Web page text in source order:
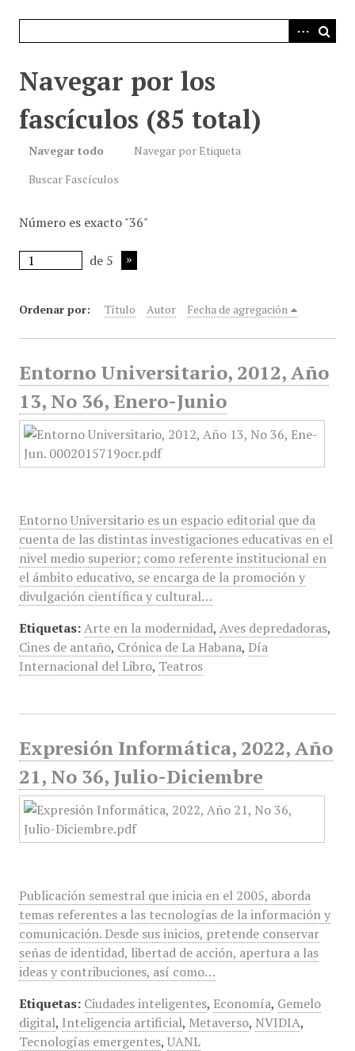
Navegar por los
fascículos (85 total)
Navegar todo
Navegar por Etiqueta
Buscar Fascículos
Número es exacto "36"
de 5
Ordenar por: Título Autor Fecha de agregación
Entorno Universitario, 2012, Año
13, No 36, Enero-Junio
Entorno Universitario es un espacio editorial que da
cuenta de las distintas investigaciones educativas en el
nivel medio superior; como referente institucional en
el ámbito educativo, se encarga de la promoción y
divulgación científica y cultural…
Etiquetas: Arte en la modernidad, Aves depredadoras,
Cines de antaño, Crónica de La Habana, Día
Internacional del Libro, Teatros
Expresión Informática, 2022, Año
21, No 36, Julio-Diciembre
Publicación semestral que inicia en el 2005, aborda
temas referentes a las tecnologías de la información y
comunicación. Desde sus inicios, pretende conservar
señas de identidad, libertad de acción, apertura a las
ideas y contribuciones, así como…
Etiquetas: Ciudades inteligentes, Economía, Gemelo
digital, Inteligencia artificial, Metaverso, NVIDIA,
Tecnologías emergentes, UANL